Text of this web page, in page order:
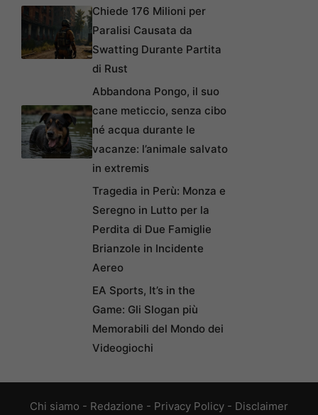
Chiede 176 Milioni per
Paralisi Causata da
Swatting Durante Partita
di Rust
Abbandona Pongo, il suo
cane meticcio, senza cibo
né acqua durante le
vacanze: l’animale salvato
in extremis
Tragedia in Perù: Monza e
Seregno in Lutto per la
Perdita di Due Famiglie
Brianzole in Incidente
Aereo
EA Sports, It’s in the
Game: Gli Slogan più
Memorabili del Mondo dei
Videogiochi
Chi siamo - Redazione - Privacy Policy - Disclaimer